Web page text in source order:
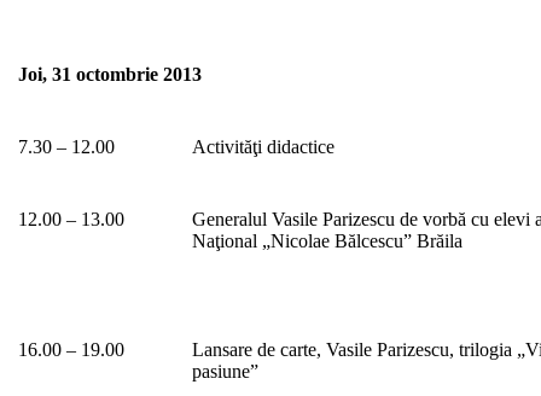
Joi, 31 octombrie 2013
7.30 – 12.00 Activităţi didactice
12.00 – 13.00
Generalul Vasile Parizescu de vorbă cu elevi
Naţional „Nicolae Bălcescu” Brăila
16.00 – 19.00
Lansare de carte, Vasile Parizescu, trilogia
pasiune”